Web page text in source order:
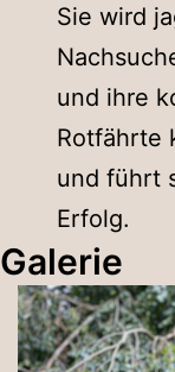
Sie wird
und ihre
Rotfährte
und führt
Erfolg.
Galerie